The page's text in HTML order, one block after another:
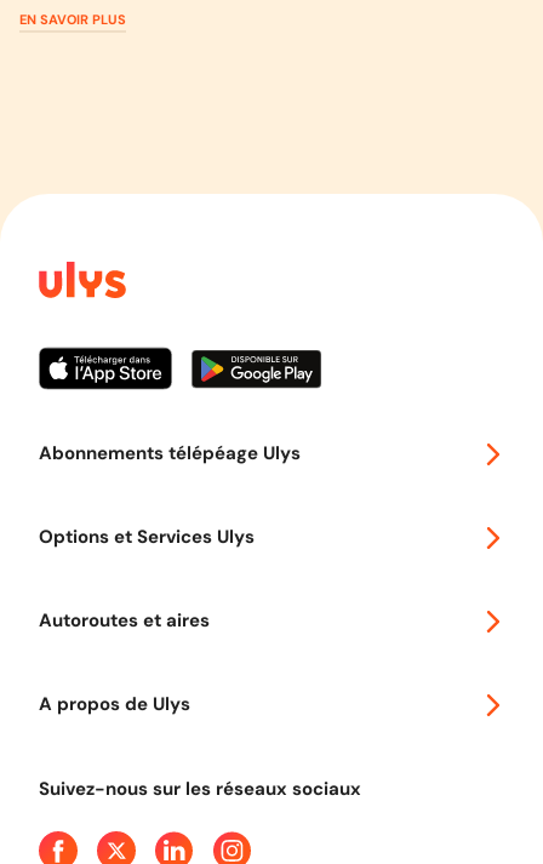
EN SAVOIR PLUS
Abonnements télépéage Ulys
Options et Services Ulys
Autoroutes et aires
A propos de Ulys
Presse
Suivez-nous sur les réseaux sociaux